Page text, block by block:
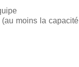
moins la capacité